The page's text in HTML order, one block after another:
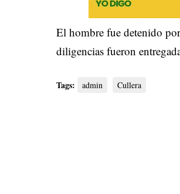
El hombre fue detenido
diligencias fueron
Tags: admin Cullera